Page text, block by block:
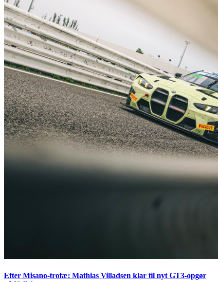
Efter Misano-trofæ: Mathias Villadsen klar til nyt GT3-opgør